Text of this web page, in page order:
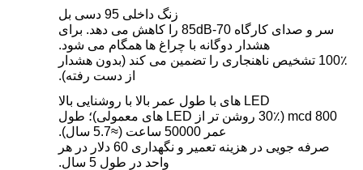
زنگ داخلی 95 دسی بل
سر و صدای کارگاه 70-85dB را کاهش می دهد. برای
هشدار دوگانه با چراغ ها همگام می شود.
100٪ تشخیص ناهنجاری را تضمین می کند (بدون هشدار
از دست رفته).
LED های با طول عمر بالا با روشنایی بالا
800 mcd (30٪ روشن تر از LED های معمولی)؛ طول
عمر 50000 ساعت (≈5.7 سال).
صرفه جویی در هزینه تعمیر و نگهداری 60 دلار در هر
واحد در طول 5 سال.